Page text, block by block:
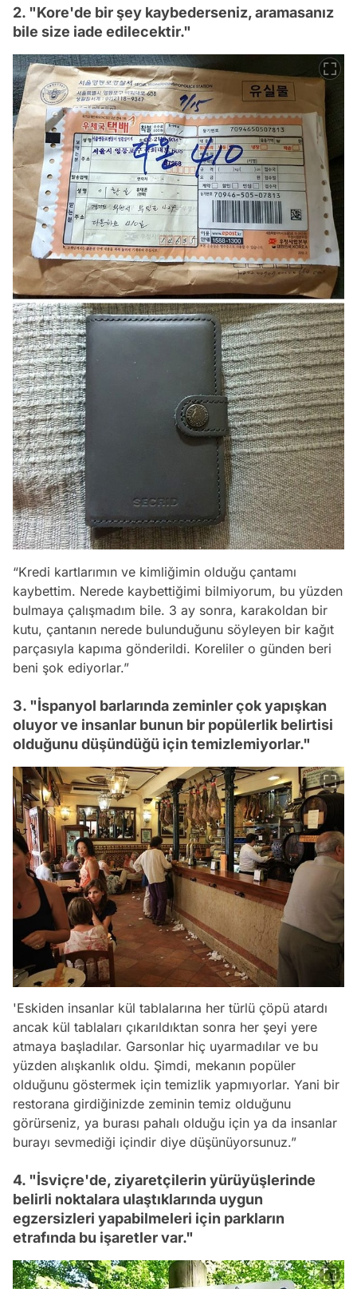
2. "Kore'de bir şey kaybederseniz, aramasanız
bile size iade edilecektir."
“Kredi kartlarımın ve kimliğimin olduğu çantamı
kaybettim. Nerede kaybettiğimi bilmiyorum, bu yüzden
bulmaya çalışmadım bile. 3 ay sonra, karakoldan bir
kutu, çantanın nerede bulunduğunu söyleyen bir kağıt
parçasıyla kapıma gönderildi. Koreliler o günden beri
beni şok ediyorlar.”
3. "İspanyol barlarında zeminler çok yapışkan
oluyor ve insanlar bunun bir popülerlik belirtisi
olduğunu düşündüğü için temizlemiyorlar."
'Eskiden insanlar kül tablalarına her türlü çöpü atardı
ancak kül tablaları çıkarıldıktan sonra her şeyi yere
atmaya başladılar. Garsonlar hiç uyarmadılar ve bu
yüzden alışkanlık oldu. Şimdi, mekanın popüler
olduğunu göstermek için temizlik yapmıyorlar. Yani bir
restorana girdiğinizde zeminin temiz olduğunu
görürseniz, ya burası pahalı olduğu için ya da insanlar
burayı sevmediği içindir diye düşünüyorsunuz.”
4. "İsviçre'de, ziyaretçilerin yürüyüşlerinde
belirli noktalara ulaştıklarında uygun
egzersizleri yapabilmeleri için parkların
etrafında bu işaretler var."